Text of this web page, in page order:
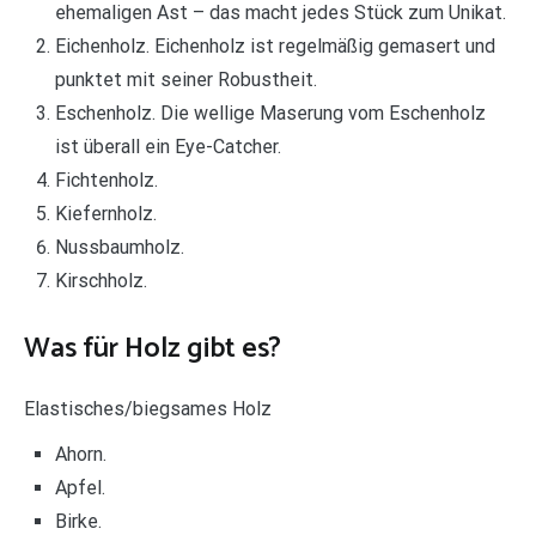
ehemaligen Ast – das macht jedes Stück zum Unikat.
Eichenholz. Eichenholz ist regelmäßig gemasert und
punktet mit seiner Robustheit.
Eschenholz. Die wellige Maserung vom Eschenholz
ist überall ein Eye-Catcher.
Fichtenholz.
Kiefernholz.
Nussbaumholz.
Kirschholz.
Was für Holz gibt es?
Elastisches/biegsames Holz
Ahorn.
Apfel.
Birke.